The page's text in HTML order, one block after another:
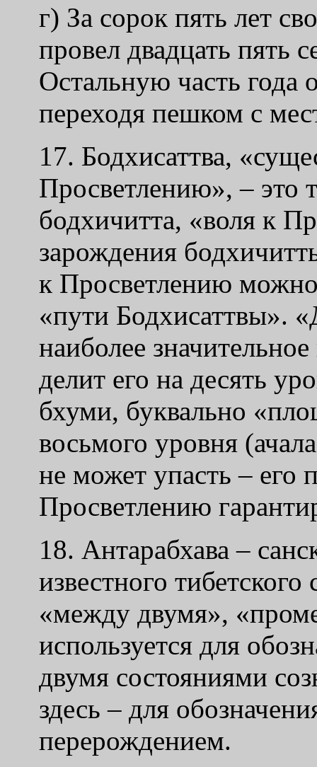
г) За сорок пять лет
провел двадцать пять
Остальную часть года
переходя пешком с
17. Бодхисаттва,
Просветлению», – это
бодхичитта, «воля к
зарождения
к Просветлению
«пути Бодхисаттвы».
наиболее
делит его на десять
бхуми, буквально
восьмого уровня
не может упасть – его
Просветлению
18. Антарабхава –
известного
«между двумя»,
используется для
двумя состояниями
здесь – для
перерождением.